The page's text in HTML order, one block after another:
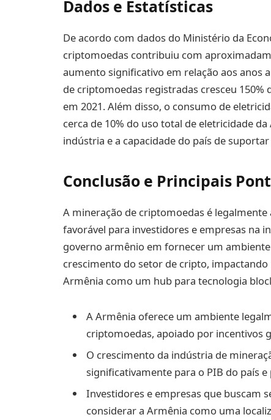
Dados e Estatísticas
De acordo com dados do Ministério da
criptomoedas contribuiu com
aumento significativo em relação aos anos
de criptomoedas registradas cresceu
em 2021. Além disso, o consumo de
cerca de 10% do uso total de eletricidade
indústria e a capacidade do país de
Conclusão e Principais
A mineração de criptomoedas é
favorável para investidores e empresas na
governo armênio em fornecer um
crescimento do setor de cripto,
Armênia como um hub para tecnologia
A Armênia oferece um ambiente
criptomoedas, apoiado por incentivos
O crescimento da indústria de
significativamente para o PIB do país
Investidores e empresas que buscam
considerar a Armênia como uma